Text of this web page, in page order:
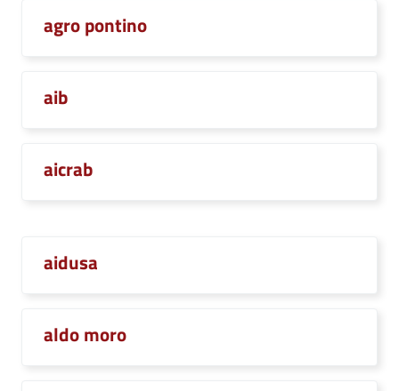
agro pontino
aib
aicrab
aidusa
aldo moro